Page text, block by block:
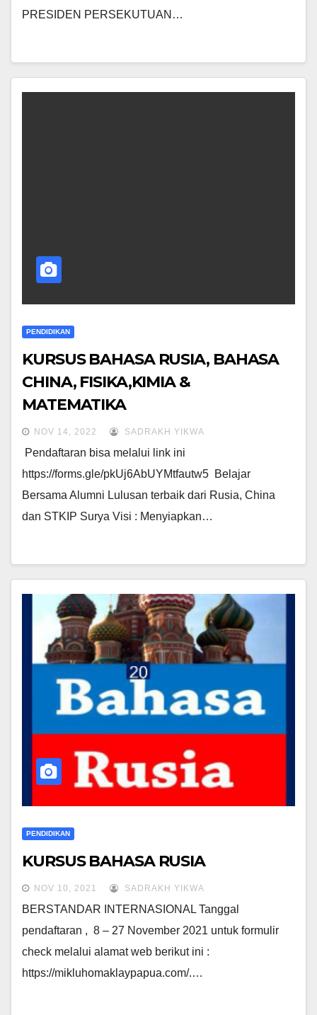
PRESIDEN PERSEKUTUAN…
PENDIDIKAN
KURSUS BAHASA RUSIA, BAHASA
CHINA, FISIKA,KIMIA &
MATEMATIKA
NOV 14, 2022 SADRAKH YIKWA
Pendaftaran bisa melalui link ini
https://forms.gle/pkUj6AbUYMtfautw5 Belajar
Bersama Alumni Lulusan terbaik dari Rusia, China
dan STKIP Surya Visi : Menyiapkan…
PENDIDIKAN
KURSUS BAHASA RUSIA
NOV 10, 2021 SADRAKH YIKWA
BERSTANDAR INTERNASIONAL Tanggal
pendaftaran , 8 – 27 November 2021 untuk formulir
check melalui alamat web berikut ini :
https://mikluhomaklaypapua.com/.…